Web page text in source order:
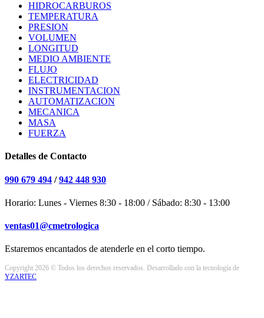
HIDROCARBUROS
TEMPERATURA
PRESION
VOLUMEN
LONGITUD
MEDIO AMBIENTE
FLUJO
ELECTRICIDAD
INSTRUMENTACION
AUTOMATIZACION
MECANICA
MASA
FUERZA
Detalles de Contacto
990 679 494 /942 448 930
Horario: Lunes - Viernes 8:30 - 18:00 / Sábado: 8:30 - 13:00
ventas01@cmetrologica
Estaremos encantados de atenderle en el corto tiempo.
Copyright 2026 © Todos los derechos reservados. Desarrollado con la tecnología de
YZARTEC